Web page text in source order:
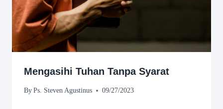
Mengasihi Tuhan Tanpa Syarat
By Ps. Steven Agustinus 09/27/2023